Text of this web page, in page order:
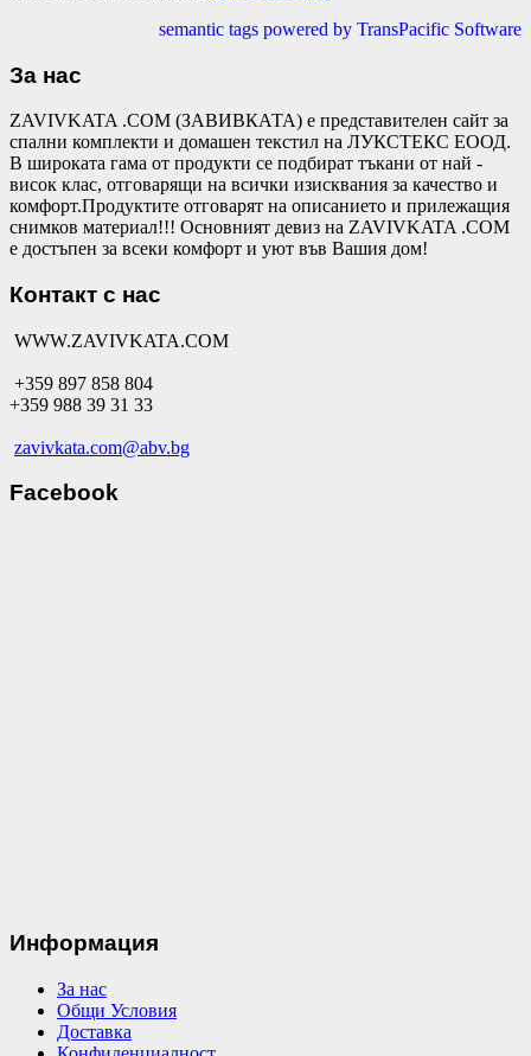
semantic tags powered by TransPacific Software
За нас
ZAVIVKATA .COM (ЗАВИВКАТА) е представителен сайт за
спални комплекти и домашен текстил на ЛУКСТЕКС ЕООД.
В широката гама от продукти се подбират тъкани от най -
висок клас, отговарящи на всички изисквания за качество и
комфорт.Продуктите отговарят на описанието и прилежащия
снимков материал!!! Основният девиз на ZAVIVKATA .COM
е достъпен за всеки комфорт и уют във Вашия дом!
Контакт с нас
WWW.ZAVIVKATA.COM
+359 897 858 804
+359 988 39 31 33
zavivkata.com@abv.bg
Facebook
Информация
За нас
Общи Условия
Доставка